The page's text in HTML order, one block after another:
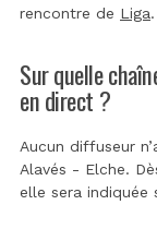
rencontre de Liga.
Sur quelle
en direct ?
Aucun diffuseur
Alavés - Elche.
elle sera indiquée